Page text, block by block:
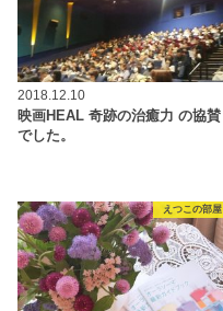
2018.12.10
映画HEAL 奇跡の治癒力 の協賛
でした。
えつこの部屋